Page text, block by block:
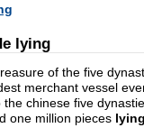
lying
of the five
merchant vessel
chinese five
one million pieces lying